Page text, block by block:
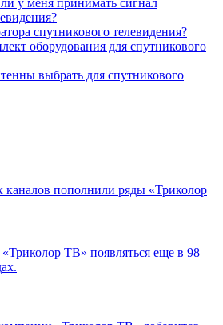
ли у меня принимать сигнал
спутникового телевидения?
оборудования для спутникового
выбрать для спутникового
каналов пополнили ряды «Триколор
ТВ» появляться еще в 98